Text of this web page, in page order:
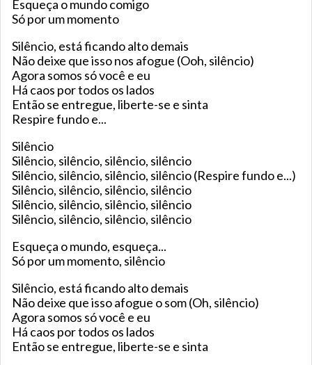
Esqueça o mundo comigo
Só por um momento
Silêncio, está ficando alto demais
Não deixe que isso nos afogue (Ooh, silêncio)
Agora somos só você e eu
Há caos por todos os lados
Então se entregue, liberte-se e sinta
Respire fundo e...
Silêncio
Silêncio, silêncio, silêncio, silêncio
Silêncio, silêncio, silêncio, silêncio (Respire fundo e...)
Silêncio, silêncio, silêncio, silêncio
Silêncio, silêncio, silêncio, silêncio
Silêncio, silêncio, silêncio, silêncio
Esqueça o mundo, esqueça...
Só por um momento, silêncio
Silêncio, está ficando alto demais
Não deixe que isso afogue o som (Oh, silêncio)
Agora somos só você e eu
Há caos por todos os lados
Então se entregue, liberte-se e sinta